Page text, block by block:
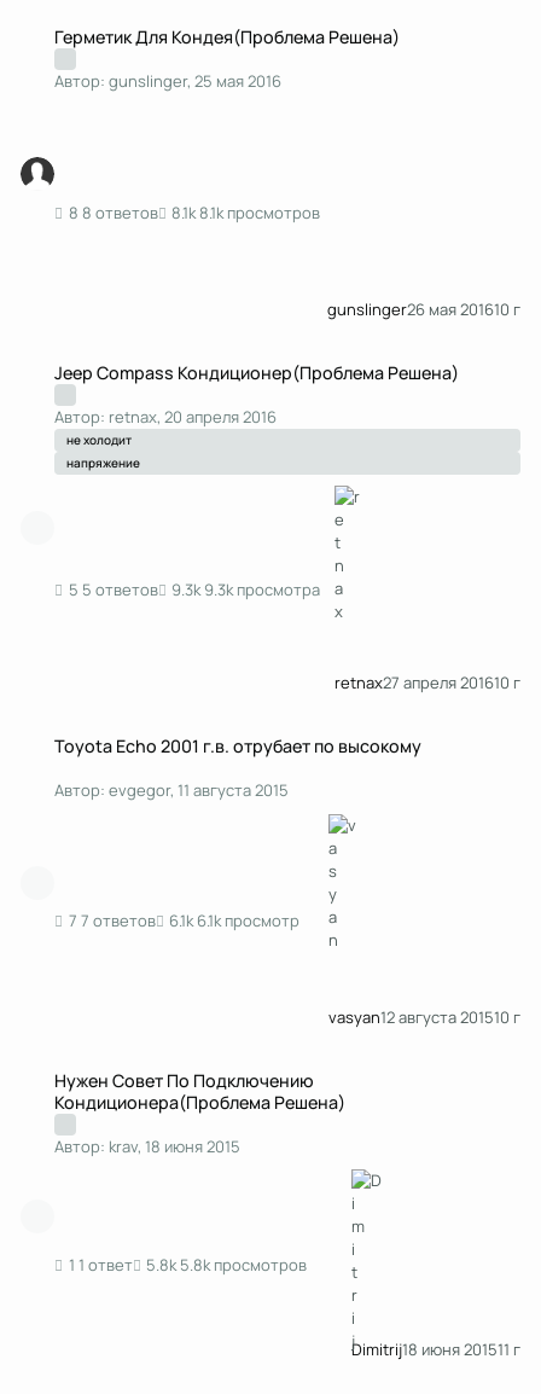
Герметик Для Кондея(Проблема Решена)
Автор: gunslinger, 25 мая 2016
8 ответов 8.1k просмотров
gunslinger26 мая 201610 г
Jeep Compass Кондиционер(Проблема Решена)
Автор: retnax, 20 апреля 2016
не холодит
напряжение
5 ответов 9.3k просмотра
retnax27 апреля 201610 г
Toyota Echo 2001 г.в. отрубает по высокому
Автор: evgegor, 11 августа 2015
7 ответов 6.1k просмотр
vasyan12 августа 201510 г
Нужен Совет По Подключению
Кондиционера(Проблема Решена)
Автор: krav, 18 июня 2015
1 ответ 5.8k просмотров
Dimitrij18 июня 201511 г